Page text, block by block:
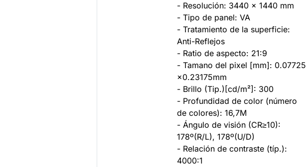
- Resolución: 3440 x 1440 mm
- Tipo de panel: VA
- Tratamiento de la superficie:
Anti-Reflejos
- Ratio de aspecto: 21:9
- Tamano del pixel [mm]: 0.07725
×0.23175mm
- Brillo (Tip.)[cd/m²]: 300
- Profundidad de color (número
de colores): 16,7M
- Ángulo de visión (CR≥10):
178º(R/L), 178º(U/D)
- Relación de contraste (típ.):
4000:1